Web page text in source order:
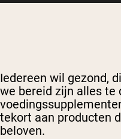
Shop
Iedereen wil gezond,
we bereid zijn alles te
tekort aan producten
beloven.